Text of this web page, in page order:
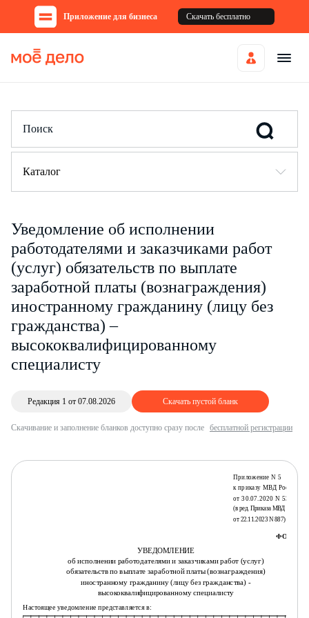
Приложение для бизнеса Скачать бесплатно
Каталог
Уведомление об исполнении
работодателями и заказчиками работ
(услуг) обязательств по выплате
заработной платы (вознаграждения)
иностранному гражданину (лицу без
гражданства) –
высококвалифицированному
специалисту
Редакция 1 от 07.08.2026 Скачать пустой бланк
Скачивание и заполнение бланков доступно сразу после бесплатной регистрации
Приложение N 5
к приказу МВД России
от 30.07.2020 N 536
(в ред. Приказа МВД России
от 22.11.2023 N 887)
ФОРМА 1
УВЕДОМЛЕНИЕ
об исполнении работодателями и заказчиками работ (услуг)
обязательств по выплате заработной платы (вознаграждения)
иностранному гражданину (лицу без гражданства) -
высококвалифицированному специалисту
Настоящее уведомление представляется в: